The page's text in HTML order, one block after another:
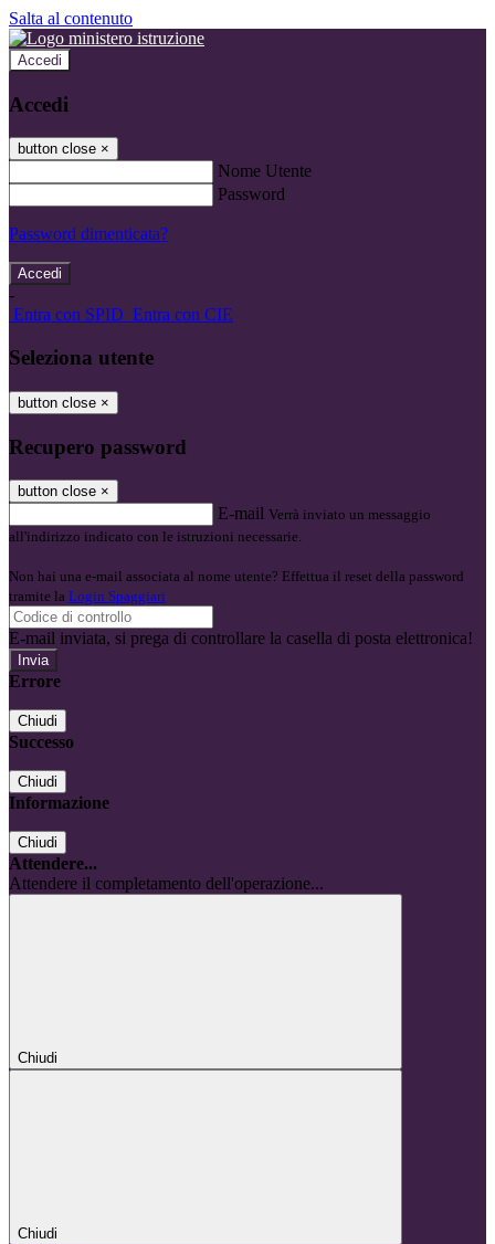
Salta al contenuto
Accedi
Accedi
button close ×
Nome Utente
Password
Password dimenticata?
-
Entra con SPID Entra con CIE
Seleziona utente
button close ×
Recupero password
button close ×
E-mail Verrà inviato un messaggio
all'indirizzo indicato con le istruzioni necessarie.
Non hai una e-mail associata al nome utente? Effettua il reset della password
tramite la Login Spaggiari
E-mail inviata, si prega di controllare la casella di posta elettronica!
Errore
Chiudi
Successo
Chiudi
Informazione
Chiudi
Attendere...
Attendere il completamento dell'operazione...
Chiudi
Chiudi